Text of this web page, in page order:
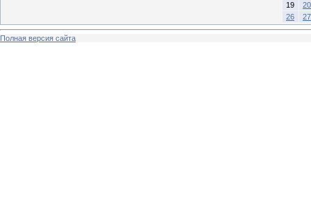
19
20
26
27
Полная версия сайта